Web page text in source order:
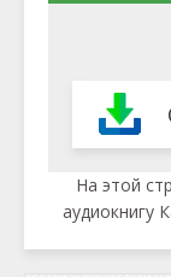
На этой
аудиокнигу